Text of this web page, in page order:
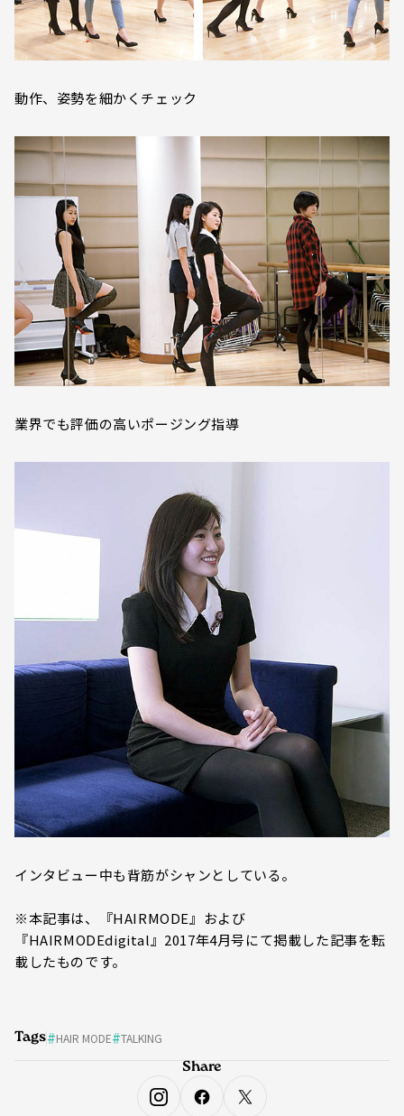
動作、姿勢を細かくチェック
業界でも評価の高いポージング指導
インタビュー中も背筋がシャンとしている。
※本記事は、『HAIRMODE』および
『HAIRMODEdigital』2017年4月号にて掲載した記事を転
載したものです。
Tags HAIR MODE TALKING
Share